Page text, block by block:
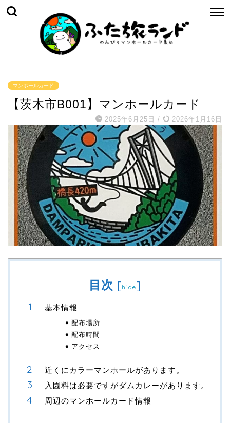
マンホールカード
【茨木市B001】マンホールカード
2025年6月25日 / 2026年1月16日
目次 [hide]
基本情報
配布場所
配布時間
アクセス
近くにカラーマンホールがあります。
入園料は必要ですがダムカレーがあります。
周辺のマンホールカード情報